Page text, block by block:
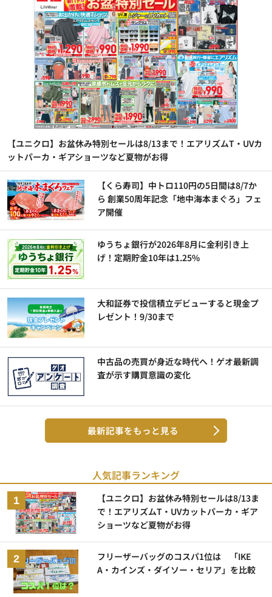
【ユニクロ】お盆休み特別セールは8/13まで！エアリズムT・UVカ
ットパーカ・ギアショーツなど夏物がお得
【くら寿司】中トロ110円の5日間は8/7か
ら 創業50周年記念「地中海本まぐろ」フェ
ア開催
ゆうちょ銀行が2026年8月に金利引き上
げ！定期貯金10年は1.25%
大和証券で投信積立デビューすると現金プ
レゼント！9/30まで
中古品の売買が身近な時代へ！ゲオ最新調
査が示す購買意識の変化
最新記事をもっと見る
人気記事ランキング
【ユニクロ】お盆休み特別セールは8/13ま
で！エアリズムT・UVカットパーカ・ギア
ショーツなど夏物がお得
フリーザーバッグのコスパ1位は 「IKE
A・カインズ・ダイソー・セリア」を比較